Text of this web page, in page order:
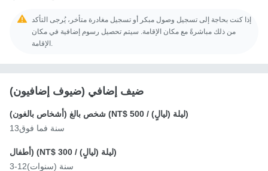
إذا كنت بحاجة إلى تسجيل وصول مبكر أو تسجيل مغادرة متأخر، يُرجى التأكد
من ذلك مباشرةً مع مكان الإقامة. سيتم تحصيل رسوم إضافية في مكان
ضيف إضافي (ضيوف إضافيون)
شخص بالغ (أشخاص بالغون) (NT$ 500
/ ليلة (ليالٍ))
13سنة فما فوق
أطفال) (NT$ 300
/ ليلة (ليالٍ))
3-12سنة (سنوات)